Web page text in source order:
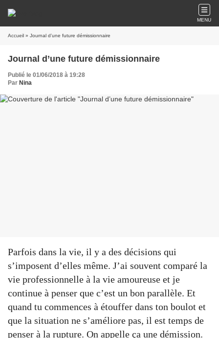
MENU
Accueil » Journal d’une future démissionnaire
Journal d’une future démissionnaire
Publié le 01/06/2018 à 19:28
Par Nina
Parfois dans la vie, il y a des décisions qui
s’imposent d’elles même. J’ai souvent comparé la
vie professionnelle à la vie amoureuse et je
continue à penser que c’est un bon parallèle. Et
quand tu commences à étouffer dans ton boulot et
que la situation ne s’améliore pas, il est temps de
penser à la rupture. On appelle ça une démission.